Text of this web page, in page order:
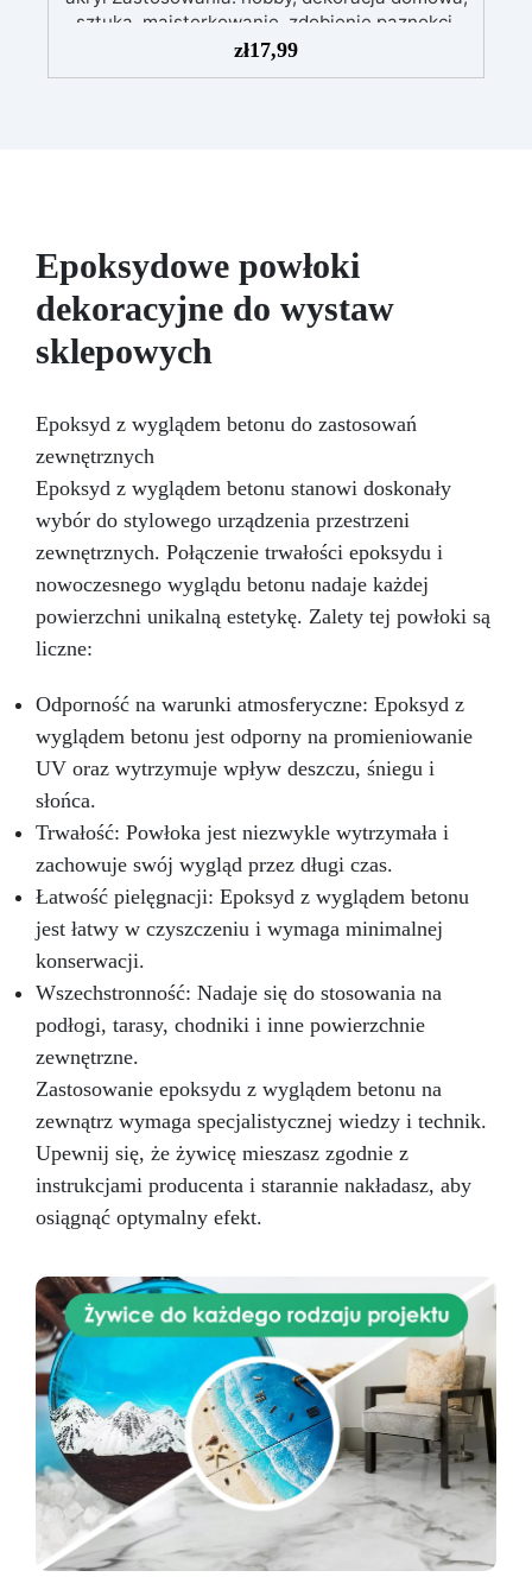
co jeszcze czekasz? Dodaj Elektroniczną Wagę
ResinPro do swojego koszyka!
sztuka, majsterkowanie, zdobienie paznokci.
Sposób użycia: umieść na podłożu, tworząc
dowolny wzór, a następnie wlej na nie żywicę.
zł17,99
Epoksydowe powłoki
dekoracyjne do wystaw
sklepowych
Epoksyd z wyglądem betonu do zastosowań
zewnętrznych
Epoksyd z wyglądem betonu stanowi doskonały
wybór do stylowego urządzenia przestrzeni
zewnętrznych. Połączenie trwałości epoksydu i
nowoczesnego wyglądu betonu nadaje każdej
powierzchni unikalną estetykę. Zalety tej powłoki są
liczne:
Odporność na warunki atmosferyczne: Epoksyd z
wyglądem betonu jest odporny na promieniowanie
UV oraz wytrzymuje wpływ deszczu, śniegu i
słońca.
Trwałość: Powłoka jest niezwykle wytrzymała i
zachowuje swój wygląd przez długi czas.
Łatwość pielęgnacji: Epoksyd z wyglądem betonu
jest łatwy w czyszczeniu i wymaga minimalnej
konserwacji.
Wszechstronność: Nadaje się do stosowania na
podłogi, tarasy, chodniki i inne powierzchnie
zewnętrzne.
Zastosowanie epoksydu z wyglądem betonu na
zewnątrz wymaga specjalistycznej wiedzy i technik.
Upewnij się, że żywicę mieszasz zgodnie z
instrukcjami producenta i starannie nakładasz, aby
osiągnąć optymalny efekt.